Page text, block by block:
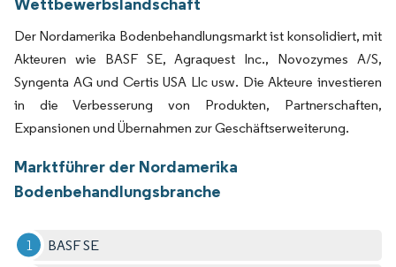
Der Nordamerika Bodenbehandlungsmarkt ist konsolidiert, mit
Akteuren wie BASF SE, Agraquest Inc., Novozymes A/S,
Syngenta AG und Certis USA Llc usw. Die Akteure investieren
in die Verbesserung von Produkten, Partnerschaften,
Expansionen und Übernahmen zur Geschäftserweiterung.
Marktführer der Nordamerika
Bodenbehandlungsbranche
BASF SE